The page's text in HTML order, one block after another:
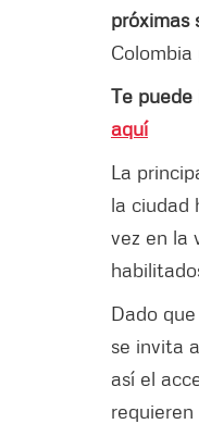
próximas
Te puede
aquí
La
la ciudad
vez en la
Dado
se invita
así el